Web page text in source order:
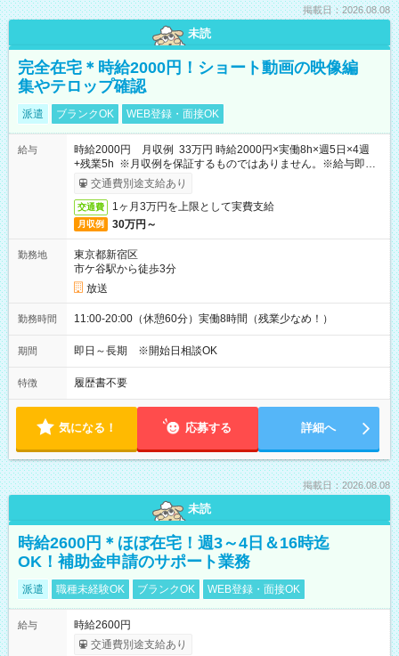
掲載日：2026.08.08
未読
完全在宅＊時給2000円！ショート動画の映像編
集やテロップ確認
派遣 ブランクOK WEB登録・面接OK
給与
時給2000円 月収例 33万円 時給2000円×実働8h×週5日×4週
+残業5h ※月収例を保証するものではありません。※給与即受
取りサービス利用可（利用条件有）
交通費別途支給あり
交通費 1ヶ月3万円を上限として実費支給
月収例 30万円～
勤務地
東京都新宿区
市ケ谷駅から徒歩3分
放送
勤務時間 11:00-20:00（休憩60分）実働8時間（残業少なめ！）
期間 即日～長期 ※開始日相談OK
特徴 履歴書不要
気になる！ 応募する 詳細へ
掲載日：2026.08.08
未読
時給2600円＊ほぼ在宅！週3～4日＆16時迄
OK！補助金申請のサポート業務
派遣 職種未経験OK ブランクOK WEB登録・面接OK
給与
時給2600円
交通費別途支給あり